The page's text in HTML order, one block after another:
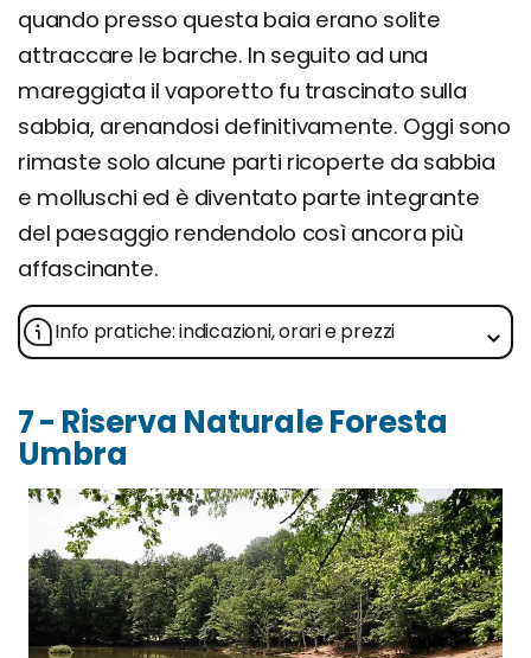
quando presso questa baia erano solite
attraccare le barche. In seguito ad una
mareggiata il vaporetto fu trascinato sulla
sabbia, arenandosi definitivamente. Oggi sono
rimaste solo alcune parti ricoperte da sabbia
e molluschi ed è diventato parte integrante
del paesaggio rendendolo così ancora più
affascinante.
Info pratiche: indicazioni, orari e prezzi
7 - Riserva Naturale Foresta
Umbra